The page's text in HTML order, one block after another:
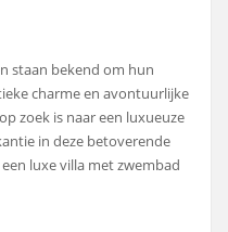
staan bekend om hun
charme en avontuurlijke
zoek is naar een luxueuze
in deze betoverende
luxe villa met zwembad